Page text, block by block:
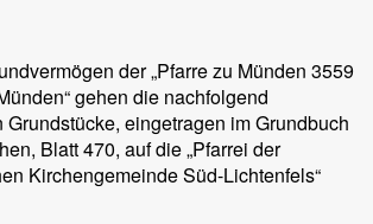
der „Pfarre zu Münden 3559
gehen die nachfolgend
Grundstücke, eingetragen im Grundbuch
Blatt 470, auf die „Pfarrei der
Kirchengemeinde Süd-Lichtenfels“